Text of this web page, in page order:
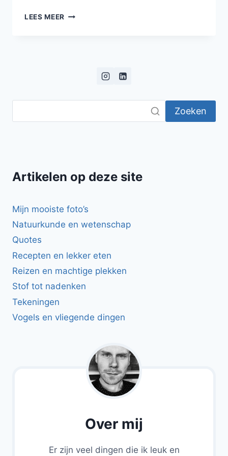
LEES MEER KNOLSELDERIJPUREE
AMANDELEN
Zoeken
Artikelen op deze site
Mijn mooiste foto’s
Natuurkunde en wetenschap
Quotes
Recepten en lekker eten
Reizen en machtige plekken
Stof tot nadenken
Tekeningen
Vogels en vliegende dingen
Over mij
Er zijn veel dingen die ik leuk en